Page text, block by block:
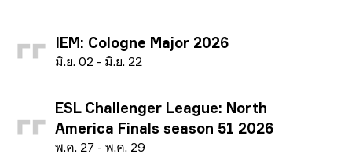
IEM: Cologne Major 2026
มิ.ย. 02 - มิ.ย. 22
ESL Challenger League: North
America Finals season 51 2026
พ.ค. 27 - พ.ค. 29